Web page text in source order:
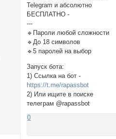
Telegram и абсолютно
БЕСПЛАТНО -
---
🔹Пароли любой сложности
🔹До 18 символов
🔹5 паролей на выбор
Запуск бота:
1) Ссылка на бот -
https://t.me/rapassbot
2) Или ищите в поиске
телеграм @rapassbot
0